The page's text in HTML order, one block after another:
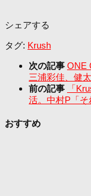
シェアする
タグ: Krush
次の記事 ONE
三浦彩佳、健
前の記事
「
活。中村P「そ
おすすめ